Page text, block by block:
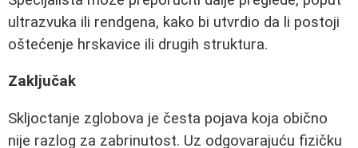
ultrazvuka ili rendgena, kako bi utvrdio da li postoji
oštećenje hrskavice ili drugih struktura.
Zaključak
Skljoctanje zglobova je česta pojava koja obično
nije razlog za zabrinutost. Uz odgovarajuću fizičku